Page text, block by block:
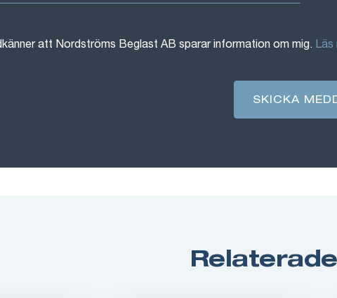
att Nordströms Beglast AB sparar information om mig. Läs
SKICKA